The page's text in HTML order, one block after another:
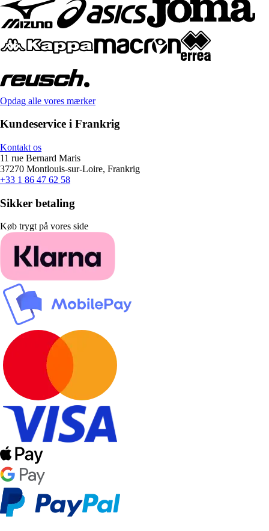
Opdag alle vores mærker
Kundeservice i Frankrig
Kontakt os
11 rue Bernard Maris
37270 Montlouis-sur-Loire, Frankrig
+33 1 86 47 62 58
Sikker betaling
Køb trygt på vores side